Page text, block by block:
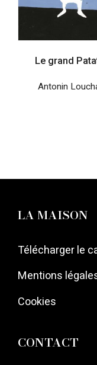
Le grand
Antonin
LA MAISON
Télécharger le
Mentions
Cookies
CONTACT